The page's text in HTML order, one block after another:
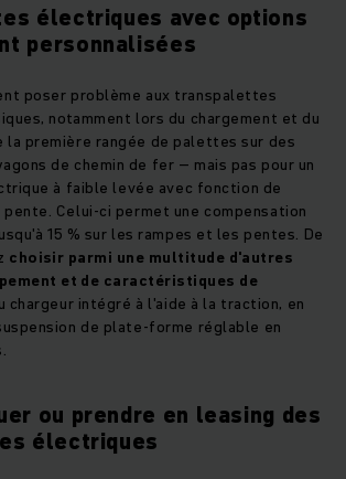
électriques avec options
personnalisées
poser problème aux transpalettes
notamment lors du chargement et du
la première rangée de palettes sur des
de chemin de fer – mais pas pour un
à faible levée avec fonction de
Celui-ci permet une compensation
15 % sur les rampes et les pentes. De
choisir parmi une multitude d'autres
et de caractéristiques de
chargeur intégré à l'aide à la traction, en
de plate-forme réglable en
ou prendre en leasing des
électriques